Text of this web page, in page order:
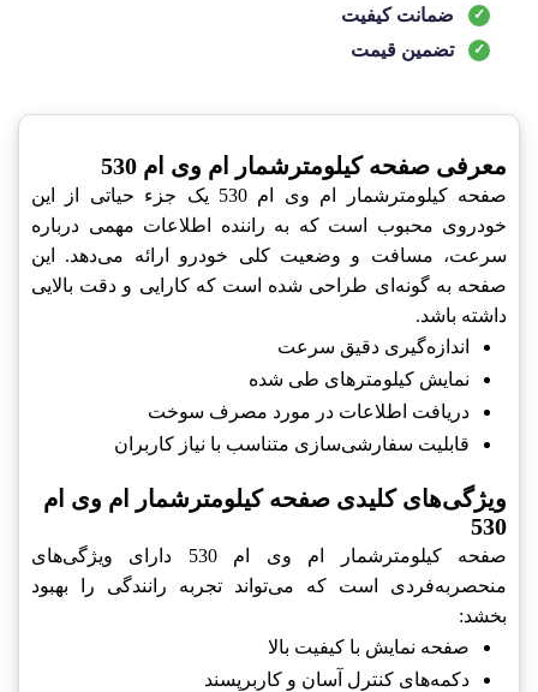
ضمانت کیفیت
تضمین قیمت
معرفی صفحه کیلومترشمار ام وی ام 530
صفحه کیلومترشمار ام وی ام 530 یک جزء حیاتی از این
خودروی محبوب است که به راننده اطلاعات مهمی درباره
سرعت، مسافت و وضعیت کلی خودرو ارائه می‌دهد. این
صفحه به گونه‌ای طراحی شده است که کارایی و دقت بالایی
داشته باشد.
اندازه‌گیری دقیق سرعت
نمایش کیلومترهای طی شده
دریافت اطلاعات در مورد مصرف سوخت
قابلیت سفارشی‌سازی متناسب با نیاز کاربران
ویژگی‌های کلیدی صفحه کیلومترشمار ام وی ام
530
صفحه کیلومترشمار ام وی ام 530 دارای ویژگی‌های
منحصربه‌فردی است که می‌تواند تجربه رانندگی را بهبود
بخشد:
صفحه نمایش با کیفیت بالا
دکمه‌های کنترل آسان و کاربرپسند